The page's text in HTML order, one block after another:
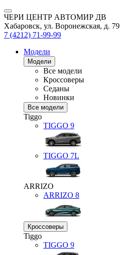
ЧЕРИ ЦЕНТР АВТОМИР ДВ
Хабаровск, ул. Воронежская, д. 79
7 (4212) 71-99-99
Модели
Модели
Все модели
Кроссоверы
Седаны
Новинки
Все модели
Tiggo
TIGGO 9
TIGGO 7L
ARRIZO
ARRIZO 8
Кроссоверы
Tiggo
TIGGO 9